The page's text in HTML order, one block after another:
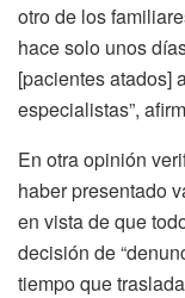
otro de los
hace solo unos
[pacientes atados]
especialistas”,
En otra opinión
haber presentado
en vista de que
decisión de
tiempo que